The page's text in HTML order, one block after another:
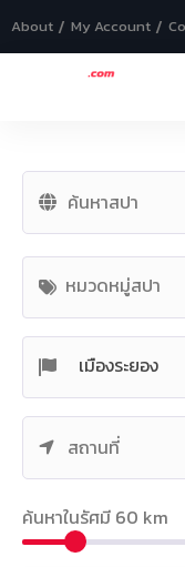
About My Account
หมวดหมู่สปา
เมืองระยอง
ค้นหาในรัศมี 60 km
−